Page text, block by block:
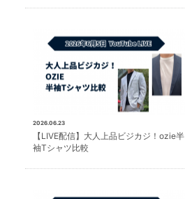
2026.06.23
【LIVE配信】大人上品ビジカジ！ozie半
袖Tシャツ比較